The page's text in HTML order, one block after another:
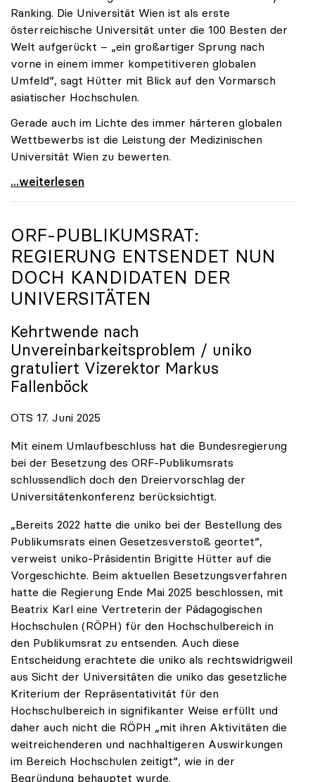
Ranking. Die Universität Wien ist als erste
österreichische Universität unter die 100 Besten der
Welt aufgerückt – „ein großartiger Sprung nach
vorne in einem immer kompetitiveren globalen
Umfeld“, sagt Hütter mit Blick auf den Vormarsch
asiatischer Hochschulen.
Gerade auch im Lichte des immer härteren globalen
Wettbewerbs ist die Leistung der Medizinischen
Universität Wien zu bewerten.
„Top-Rankingplätze heimischer Universitäten geben
...weiterlesen
ORF-PUBLIKUMSRAT:
REGIERUNG ENTSENDET NUN
DOCH KANDIDATEN DER
UNIVERSITÄTEN
Kehrtwende nach
Unvereinbarkeitsproblem / uniko
gratuliert Vizerektor Markus
Fallenböck
OTS 17. Juni 2025
Mit einem Umlaufbeschluss hat die Bundesregierung
bei der Besetzung des ORF-Publikumsrats
schlussendlich doch den Dreiervorschlag der
Universitätenkonferenz berücksichtigt.
„Bereits 2022 hatte die uniko bei der Bestellung des
Publikumsrats einen Gesetzesverstoß geortet“,
verweist uniko-Präsidentin Brigitte Hütter auf die
Vorgeschichte. Beim aktuellen Besetzungsverfahren
hatte die Regierung Ende Mai 2025 beschlossen, mit
Beatrix Karl eine Vertreterin der Pädagogischen
Hochschulen (RÖPH) für den Hochschulbereich in
den Publikumsrat zu entsenden. Auch diese
Entscheidung erachtete die uniko als rechtswidrigweil
aus Sicht der Universitäten die uniko das gesetzliche
Kriterium der Repräsentativität für den
Hochschulbereich in signifikanter Weise erfüllt und
daher auch nicht die RÖPH „mit ihren Aktivitäten die
weitreichenderen und nachhaltigeren Auswirkungen
im Bereich Hochschulen zeitigt“, wie in der
Begründung behauptet wurde.